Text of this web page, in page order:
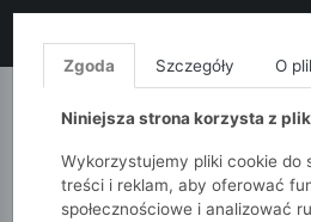
MONNARI QUIOSQUE
Zgoda Szczegóły O
Niniejsza strona korzysta z
Wykorzystujemy pliki cookie do
treści i reklam, aby oferować
społecznościowe i analizować